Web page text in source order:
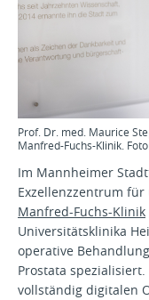
Prof. Dr. med. Maurice
Manfred-Fuchs-Klinik.
Im Mannheimer
Exzellenzzentrum
Manfred-Fuchs-Klinik
Universitätsklinika
operative
Prostata
vollständig digitalen